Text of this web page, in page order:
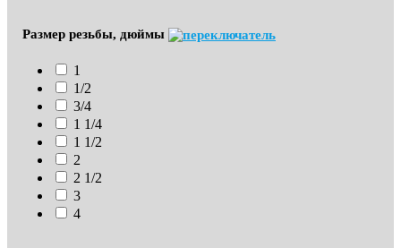
Размер резьбы, дюймы
1
1/2
3/4
1 1/4
1 1/2
2
2 1/2
3
4